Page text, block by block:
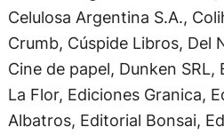
Celulosa Argentina S.A.,
Crumb, Cúspide Libros, Del
Cine de papel, Dunken SRL,
La Flor, Ediciones Granica,
Albatros, Editorial Bonsai,